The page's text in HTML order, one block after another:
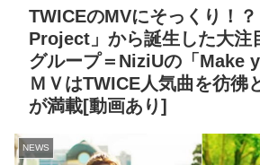
TWICEのMVにそっくり！
Project」から誕生した大注
グループ＝NiziUの「Make
ＭＶはTWICE人気曲を彷彿
が満載[動画あり]
NEWS